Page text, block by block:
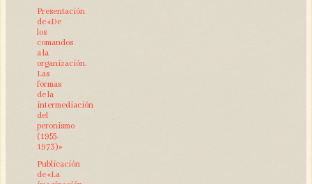
Presentación
de «De
los
comandos
a la
organización.
Las
formas
de la
intermediación
del
peronismo
(1955-
1973)»
Publicación
de «La